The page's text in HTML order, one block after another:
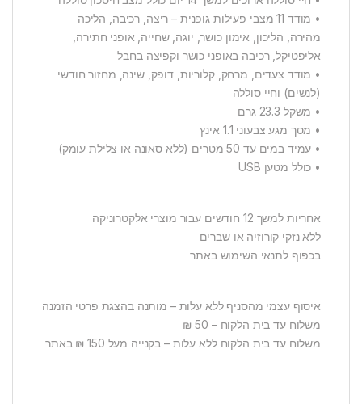
• מודד 11 מצבי פעילות גופנית – ריצה, רכיבה, הליכה
מהירה, הליכון, אימון כושר, יוגה, שחייה, אופני חתירה,
אליפטיקל, רכיבה באופני כושר וקפיצה בחבל
• מודד צעדים, מרחק, קלוריות, דופק, שינה, מחזור חודשי
(לנשים) וחיי סוללה
• משקל 23.3 גרם
• מסך מגע צבעוני 1.1 אינץ
• עמיד במים עד 50 מטרים (ללא סאונה או צלילת עומק)
• כולל מטען USB
אחריות למשך 12 חודשים עבור מוצרי אלקטרוניקה
ללא נזקי קורוזיה או שברים
בכפוף לתנאי השימוש באתר
איסוף עצמי מהסניף ללא עלות – מותנה בהצגת פרטי הזמנה
משלוח עד בית הלקוח – 50 ₪
משלוח עד בית הלקוח ללא עלות – בקנייה מעל 150 ₪ באתר